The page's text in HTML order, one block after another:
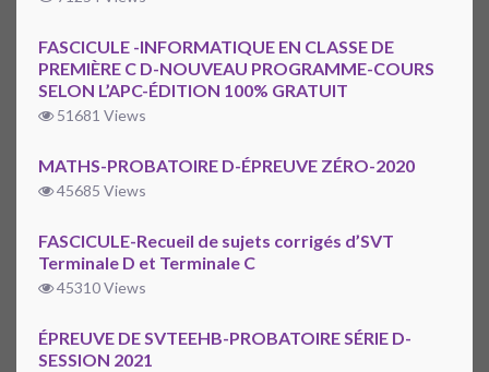
FASCICULE -INFORMATIQUE EN CLASSE DE
PREMIÈRE C D-NOUVEAU PROGRAMME-COURS
SELON L’APC-ÉDITION 100% GRATUIT
51681 Views
MATHS-PROBATOIRE D-ÉPREUVE ZÉRO-2020
45685 Views
FASCICULE-Recueil de sujets corrigés d’SVT
Terminale D et Terminale C
45310 Views
ÉPREUVE DE SVTEEHB-PROBATOIRE SÉRIE D-
SESSION 2021